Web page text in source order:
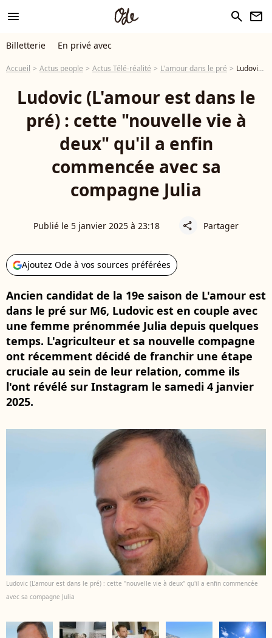
menu search newsletter
Billetterie En privé avec
Accueil Actus people Actus Télé-réalité L'amour dans le pré Ludovic (L'amour est dans le pré) : cette "nouvelle vie à deux" qu'il a enfin commencée avec sa compagne Julia
Ludovic (L'amour est dans le
pré) : cette "nouvelle vie à
deux" qu'il a enfin
commencée avec sa
compagne Julia
Publié le 5 janvier 2025 à 23:18 share Partager
Ajoutez Ode à vos sources préférées
Ancien candidat de la 19e saison de L'amour est
dans le pré sur M6, Ludovic est en couple avec
une femme prénommée Julia depuis quelques
temps. L'agriculteur et sa nouvelle compagne
ont récemment décidé de franchir une étape
cruciale au sein de leur relation, comme ils
l'ont révélé sur Instagram le samedi 4 janvier
2025.
Ludovic (L'amour est dans le pré) : cette "nouvelle vie à deux" qu'il a enfin commencée
avec sa compagne Julia